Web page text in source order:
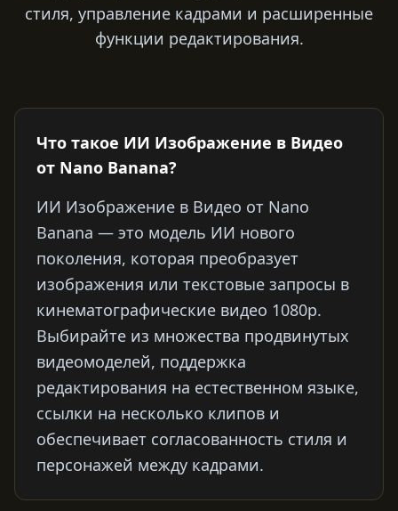
стиля, управление кадрами и расширенные
функции редактирования.
Что такое ИИ Изображение в Видео
от Nano Banana?
ИИ Изображение в Видео от Nano
Banana — это модель ИИ нового
поколения, которая преобразует
изображения или текстовые запросы в
кинематографические видео 1080p.
Выбирайте из множества продвинутых
видеомоделей, поддержка
редактирования на естественном языке,
ссылки на несколько клипов и
обеспечивает согласованность стиля и
персонажей между кадрами.